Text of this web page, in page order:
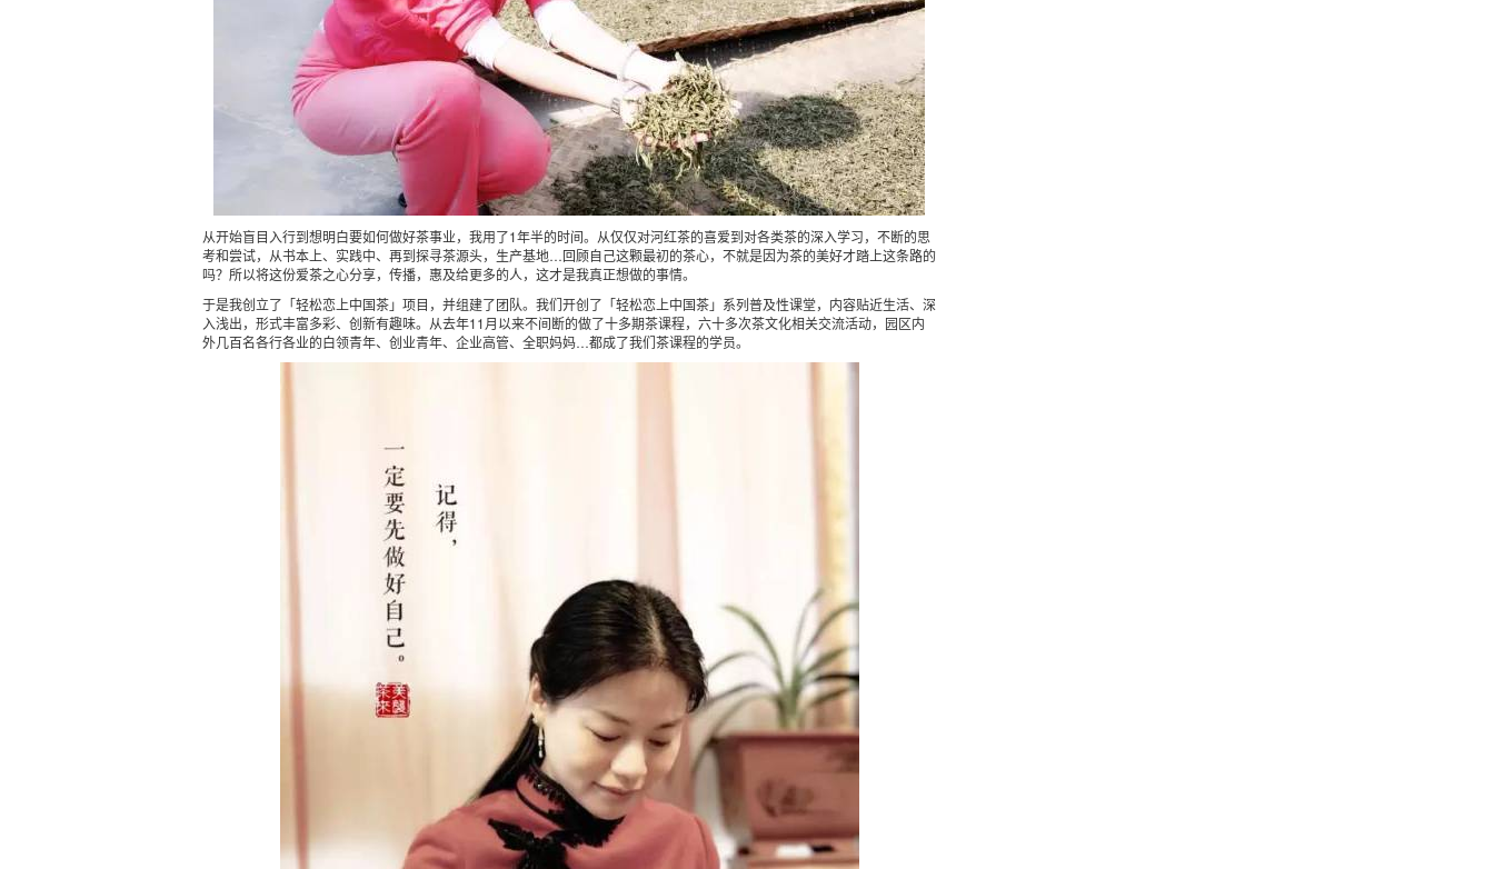
从开始盲目入行到想明白要如何做好茶事业，我用了1年半的时间。从仅仅对河红茶的喜爱到对各类茶的深入学习，不断的思
考和尝试，从书本上、实践中、再到探寻茶源头，生产基地…回顾自己这颗最初的茶心，不就是因为茶的美好才踏上这条路的
吗？所以将这份爱茶之心分享，传播，惠及给更多的人，这才是我真正想做的事情。
于是我创立了「轻松恋上中国茶」项目，并组建了团队。我们开创了「轻松恋上中国茶」系列普及性课堂，内容贴近生活、深
入浅出，形式丰富多彩、创新有趣味。从去年11月以来不间断的做了十多期茶课程，六十多次茶文化相关交流活动，园区内
外几百名各行各业的白领青年、创业青年、企业高管、全职妈妈…都成了我们茶课程的学员。